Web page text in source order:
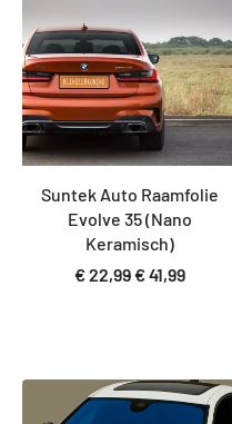
Suntek Auto Raamfolie
Evolve 35 (Nano
Keramisch)
€22,99 €41,99